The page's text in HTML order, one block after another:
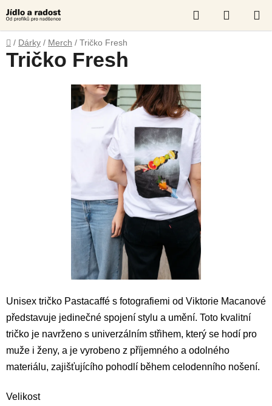
na
obsah
Hledat
KOŠÍK
Domů
/ Dárky / Merch / Tričko Fresh
Unisex tričko Pastacaffé s fotografiemi od Viktorie Macanové
představuje jedinečné spojení stylu a umění. Toto kvalitní
tričko je navrženo s univerzálním střihem, který se hodí pro
muže i ženy, a je vyrobeno z příjemného a odolného
materiálu, zajišťujícího pohodlí během celodenního nošení.
Velikost
Tričko Fresh